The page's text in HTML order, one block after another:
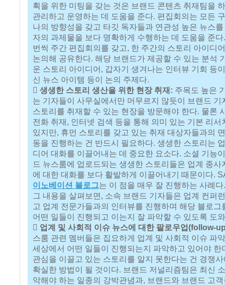
획을 위한 미팅을 갖는 것은 브랜드 콘텐츠 취재팀을
관리하고 운영하는 데 도움을 준다. 편집회의는 모든
나의 방향성을 갖고 타깃 독자들과 연관성 높은 뉴스
자의 과제물을 보다 명확하게 수행하는 데 도움을 준
번씩 주간 편집회의를 갖고, 한 주간의 스토리 아이디
논의해 공유한다. 해당 브랜드가 제공할 수 있는 분석
운 스토리 아이디어, 갑자기 생겨나는 인터뷰 기회 등
신 뉴스 아이템 등이 논의 주제다.
 생생한 스토리 생산을 위한 현장 취재: 주목도 높은
는 기자들이 사무실에서만 머무르지 않듯이 브랜드 기
스토리를 취재할 수 있는 현장을 방문해야 한다. 물론
전화 취재, 인터넷 검색 등을 통해 의미 있는 기본 리서
있지만, 휴먼 스토리를 갖고 있는 취재 대상자들과의
동을 진행하는 건 반드시 필요하다. 생생한 스토리는
디어 대화를 이끌어내는 데 중요한 요소다. 소셜 기능
드 뉴스룸에 업로드되는 생생한 스토리들은 업계 종사
에 대한 대화를 보다 활발하게 이끌어내기 때문이다.
이노베이션 블로그는 이 점을 매우 잘 진행하는 사례
그 내용을 살펴보면, 소속 브랜드 기자들은 업계 컨퍼
고 업계 전문가들과의 인터뷰를 진행하며 해당 블로그
어떤 일들이 진행되고 이는지 잘 파악할 수 있도록 도
 업계 및 사회적 이슈 뉴스에 대한 팔로우업(follow-
스룸 관련 멤버들은 집요하게 업계 및 사회적 이슈 파
세상에서 어떤 일들이 진행되는지 파악하고 있어야 한
관심을 이끌고 있는 스토리를 알지 못한다는 건 경쟁
확실한 방법이 될 것이다. 브랜드 저널리즘팀은 최신
악해야 하는 일종의 강박관념과, 브랜드와 브랜드 고